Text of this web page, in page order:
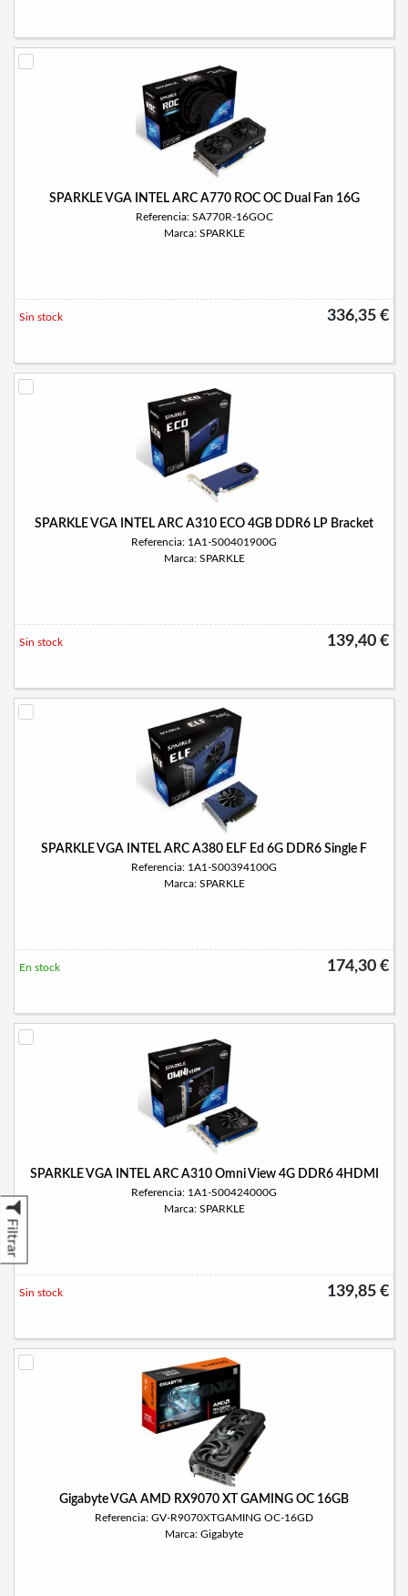
Filtrar
SPARKLE VGA INTEL ARC A770 ROC OC Dual Fan 16G
Referencia: SA770R-16GOC
Marca: SPARKLE
336,35 €
Sin stock
SPARKLE VGA INTEL ARC A310 ECO 4GB DDR6 LP Bracket
Referencia: 1A1-S00401900G
Marca: SPARKLE
139,40 €
Sin stock
SPARKLE VGA INTEL ARC A380 ELF Ed 6G DDR6 Single F
Referencia: 1A1-S00394100G
Marca: SPARKLE
174,30 €
En stock
SPARKLE VGA INTEL ARC A310 Omni View 4G DDR6 4HDMI
Referencia: 1A1-S00424000G
Marca: SPARKLE
139,85 €
Sin stock
Gigabyte VGA AMD RX9070 XT GAMING OC 16GB
Referencia: GV-R9070XTGAMING OC-16GD
Marca: Gigabyte